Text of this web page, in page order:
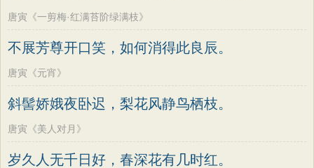
唐寅《一剪梅·红满苔阶绿满枝》
不展芳尊开口笑，如何消得此良辰。
唐寅《元宵》
斜髻娇娥夜卧迟，梨花风静鸟栖枝。
唐寅《美人对月》
岁久人无千日好，春深花有几时红。